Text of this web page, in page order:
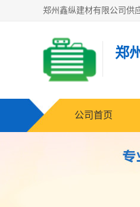
郑
公司首页